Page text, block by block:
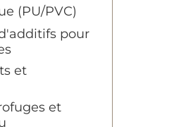
(PU/PVC)
pour
et
et